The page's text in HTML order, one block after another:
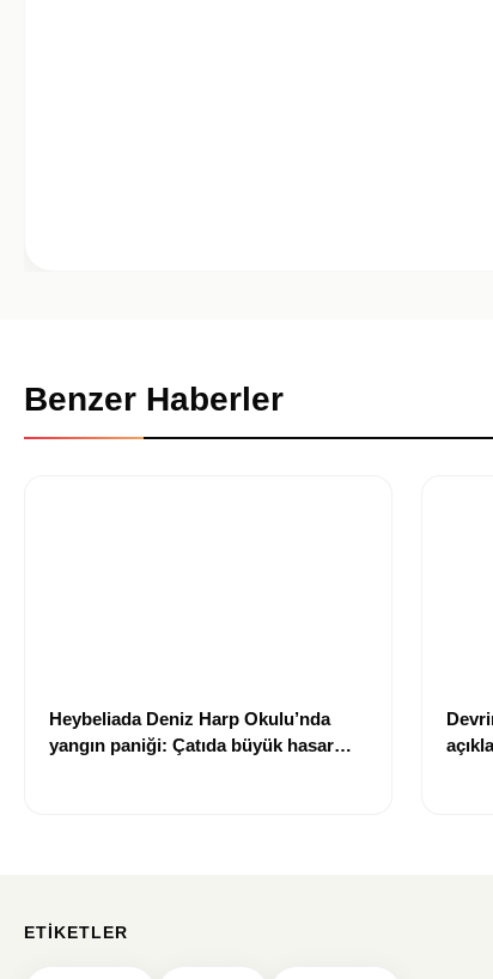
Benzer Haberler
Heybeliada Deniz Harp Okulu’nda
yangın paniği: Çatıda büyük hasar
ETIKETLER